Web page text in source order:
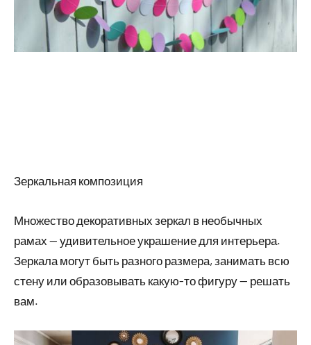
Зеркальная композиция
Множество декоративных зеркал в необычных
рамах — удивительное украшение для интерьера.
Зеркала могут быть разного размера, занимать всю
стену или образовывать какую-то фигуру — решать
вам.